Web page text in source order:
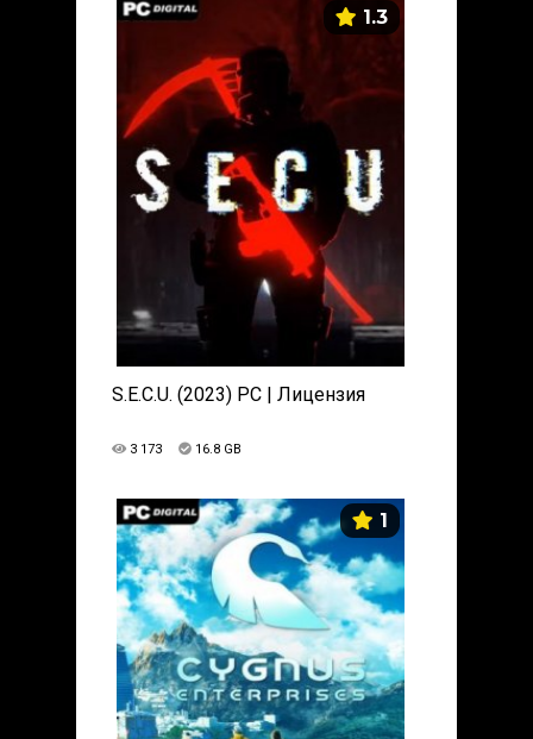
1.3
S.E.C.U. (2023) PC | Лицензия
3 173 16.8 GB
1